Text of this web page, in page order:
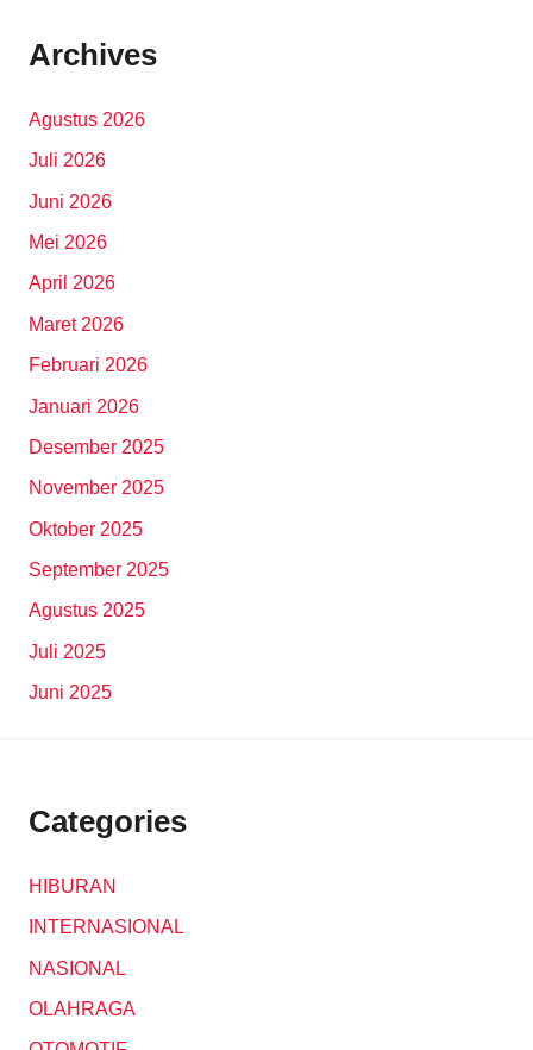
Archives
Agustus 2026
Juli 2026
Juni 2026
Mei 2026
April 2026
Maret 2026
Februari 2026
Januari 2026
Desember 2025
November 2025
Oktober 2025
September 2025
Agustus 2025
Juli 2025
Juni 2025
Categories
HIBURAN
INTERNASIONAL
NASIONAL
OLAHRAGA